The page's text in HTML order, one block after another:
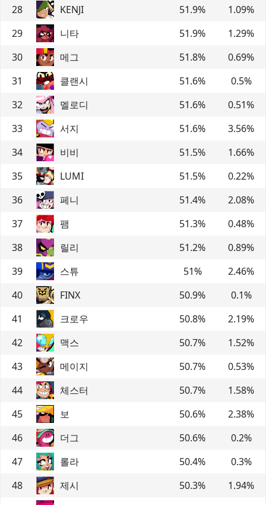
28 KENJI 51.9% 1.09%
29
니타 51.9% 1.29%
30
메그 51.8% 0.69%
31
클랜시 51.6% 0.5%
32
멜로디 51.6% 0.51%
33
서지 51.6% 3.56%
34
비비 51.5% 1.66%
35
LUMI 51.5% 0.22%
36
페니 51.4% 2.08%
37
팸 51.3% 0.48%
38
릴리 51.2% 0.89%
39
스튜 51% 2.46%
40
FINX 50.9% 0.1%
41
크로우 50.8% 2.19%
42
맥스 50.7% 1.52%
43
메이지 50.7% 0.53%
44
체스터 50.7% 1.58%
45
보 50.6% 2.38%
46
더그 50.6% 0.2%
47
롤라 50.4% 0.3%
48
제시 50.3% 1.94%